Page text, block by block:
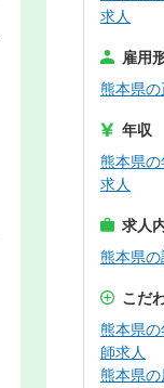
求人
雇用
熊本県の
年収
熊本県
求人
求人
熊本県の
こだ
熊本県の
師求人
熊本県